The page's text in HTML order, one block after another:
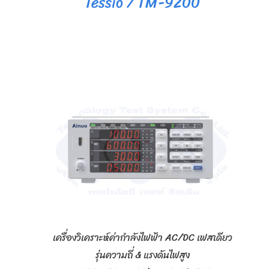
เครื่องวิเคราะห์ค่ากำลังไฟฟ้า AC/DC เฟสเดียว
รุ่นความถี่ & แรงดันไฟสูง